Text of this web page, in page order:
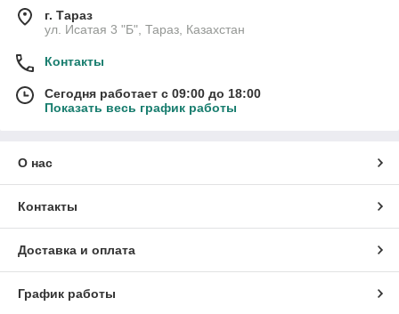
г. Тараз
ул. Исатая 3 "Б", Тараз, Казахстан
Контакты
Сегодня работает с 09:00 до 18:00
Показать весь график работы
О нас
Контакты
Доставка и оплата
График работы